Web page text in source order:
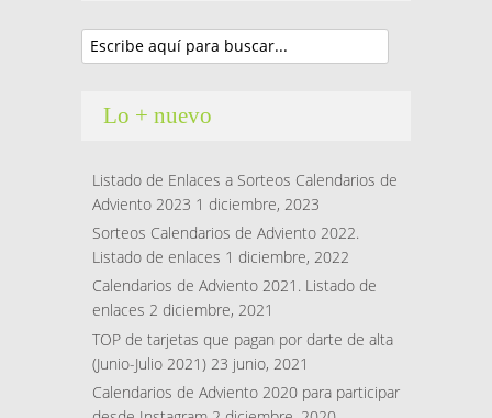
Lo + nuevo
Listado de Enlaces a Sorteos Calendarios de
Adviento 2023 1 diciembre, 2023
Sorteos Calendarios de Adviento 2022.
Listado de enlaces 1 diciembre, 2022
Calendarios de Adviento 2021. Listado de
enlaces 2 diciembre, 2021
TOP de tarjetas que pagan por darte de alta
(Junio-Julio 2021) 23 junio, 2021
Calendarios de Adviento 2020 para participar